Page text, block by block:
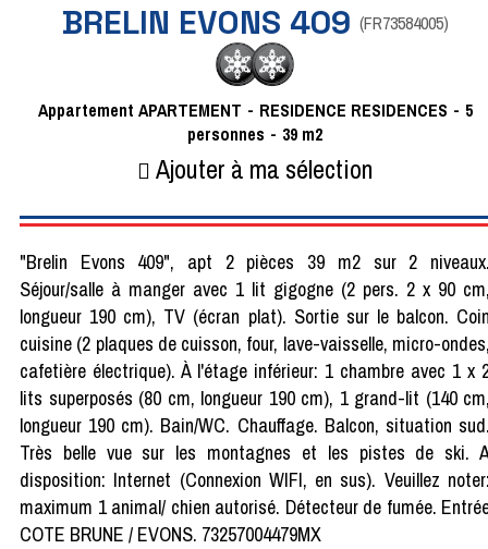
BRELIN EVONS 409 (FR73584005)
Appartement APARTEMENT RESIDENCE RESIDENCES
5
personnes
39 m2
Ajouter à ma sélection
"Brelin Evons 409", apt 2 pièces 39 m2 sur 2
Séjour/salle à manger avec 1 lit gigogne (2 pers. 2 x 90
longueur 190 cm), TV (écran plat). Sortie sur le balcon.
cuisine (2 plaques de cuisson, four, lave-vaisselle, micro-
cafetière électrique). À l'étage inférieur: 1 chambre avec 1 x
lits superposés (80 cm, longueur 190 cm), 1 grand-lit (140
longueur 190 cm). Bain/WC. Chauffage. Balcon, situation
Très belle vue sur les montagnes et les pistes de ski.
disposition: Internet (Connexion WIFI, en sus). Veuillez
maximum 1 animal/ chien autorisé. Détecteur de fumée.
COTE BRUNE / EVONS. 73257004479MX